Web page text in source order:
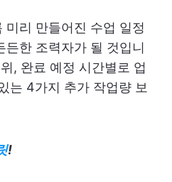
미리 만들어진 수업 일정
든한 조력자가 될 것입니
, 완료 예정 시간별로 업
는 4가지 추가 작업량 보
!